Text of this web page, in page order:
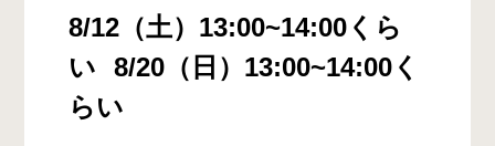
8/12（土）13:00~14:00くら
い
8/20（日）13:00~14:00く
らい